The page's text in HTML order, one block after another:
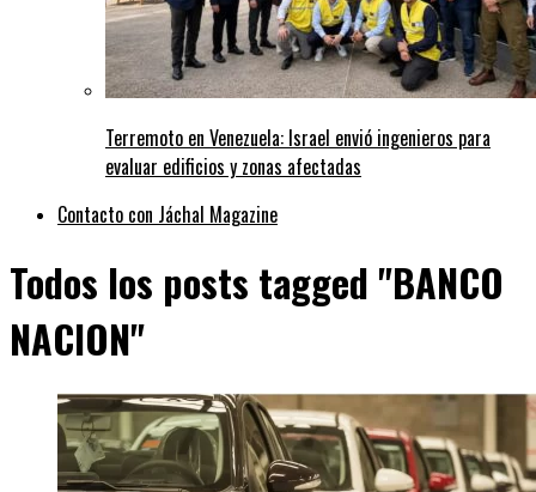
Terremoto en Venezuela: Israel envió ingenieros para
evaluar edificios y zonas afectadas
Contacto con Jáchal Magazine
Todos los posts tagged "BANCO
NACION"